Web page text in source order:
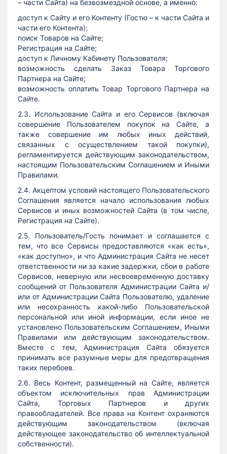
– части Сайта) на безвозмездной основе, а именно:
доступ к Сайту и его Контенту (Гостю – к части Сайта и
части его Контента);
поиск Товаров на Сайте;
Регистрация на Сайте;
доступ к Личному Кабинету Пользователя;
возможность сделать Заказ Товара Торгового
Партнера на Сайте;
возможность оплатить Товар Торгового Партнера на
Сайте.
2.3. Использование Сайта и его Сервисов (включая
совершение Пользователем покупок на Сайте, а
также совершение им любых иных действий,
связанных с осуществлением такой покупки),
регламентируется действующим законодательством,
настоящим Пользовательским Соглашением и Иными
Правилами.
2.4. Акцептом условий настоящего Пользовательского
Соглашения является начало использования любых
Сервисов и иных возможностей Сайта (в том числе,
Регистрация на Сайте).
2.5. Пользователь/Гость понимает и соглашается с
тем, что все Сервисы предоставляются «как есть»,
«как доступно», и что Администрация Сайта не несет
ответственности ни за какие задержки, сбои в работе
Сервисов, неверную или несвоевременную доставку
сообщений от Пользователя Администрации Сайта и/
или от Администрации Сайта Пользователю, удаление
или несохранность какой-либо Пользовательской
персональной или иной информации, если иное не
установлено Пользовательским Соглашением, Иными
Правилами или действующим законодательством.
Вместе с тем, Администрация Сайта обязуется
принимать все разумные меры для предотвращения
таких перебоев.
2.6. Весь Контент, размещенный на Сайте, является
объектом исключительных прав Администрации
Сайта, Торговых Партнеров и других
правообладателей. Все права на Контент охраняются
действующим законодательством (включая
действующее законодательство об интеллектуальной
собственности).